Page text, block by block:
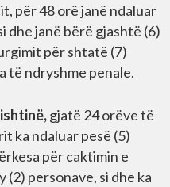
për 48 orë janë ndaluar
dhe janë bërë gjashtë (6)
për shtatë (7)
të ndryshme penale.
gjatë 24 orëve të
ka ndaluar pesë (5)
për caktimin e
(2) personave, si dhe ka